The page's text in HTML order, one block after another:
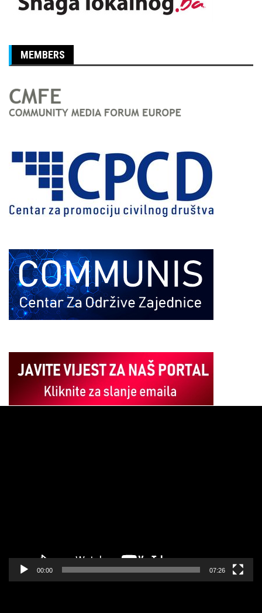
MEMBERS
00:00 07:26